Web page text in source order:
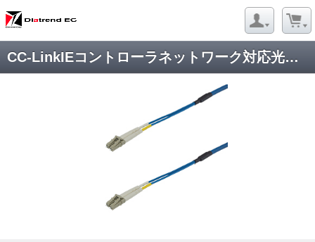
CC-LinkIEコントローラネットワーク対応光ファイバケーブルDFC-QGDLCDLC-RMV21